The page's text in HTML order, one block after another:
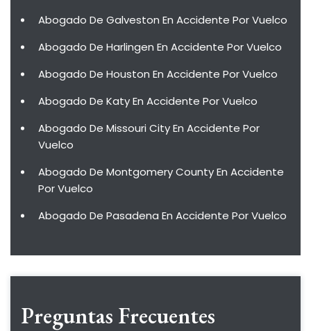
Abogado De Galveston En Accidente Por Vuelco
Abogado De Harlingen En Accidente Por Vuelco
Abogado De Houston En Accidente Por Vuelco
Abogado De Katy En Accidente Por Vuelco
Abogado De Missouri City En Accidente Por
Vuelco
Abogado De Montgomery County En Accidente
Por Vuelco
Abogado De Pasadena En Accidente Por Vuelco
Preguntas Frecuentes